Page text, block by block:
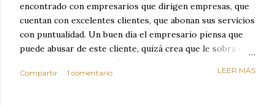
encontrado con empresarios que dirigen empresas, que
cuentan con excelentes clientes, que abonan sus servicios
con puntualidad. Un buen día el empresario piensa que
puede abusar de este cliente, quizá crea que le sobra el
dinero porque la mayoría de los otros pagan mal y
tarde y en ocasiones ni abonan los servicios. Cuando una
Compartir 1 comentario LEER MÁS